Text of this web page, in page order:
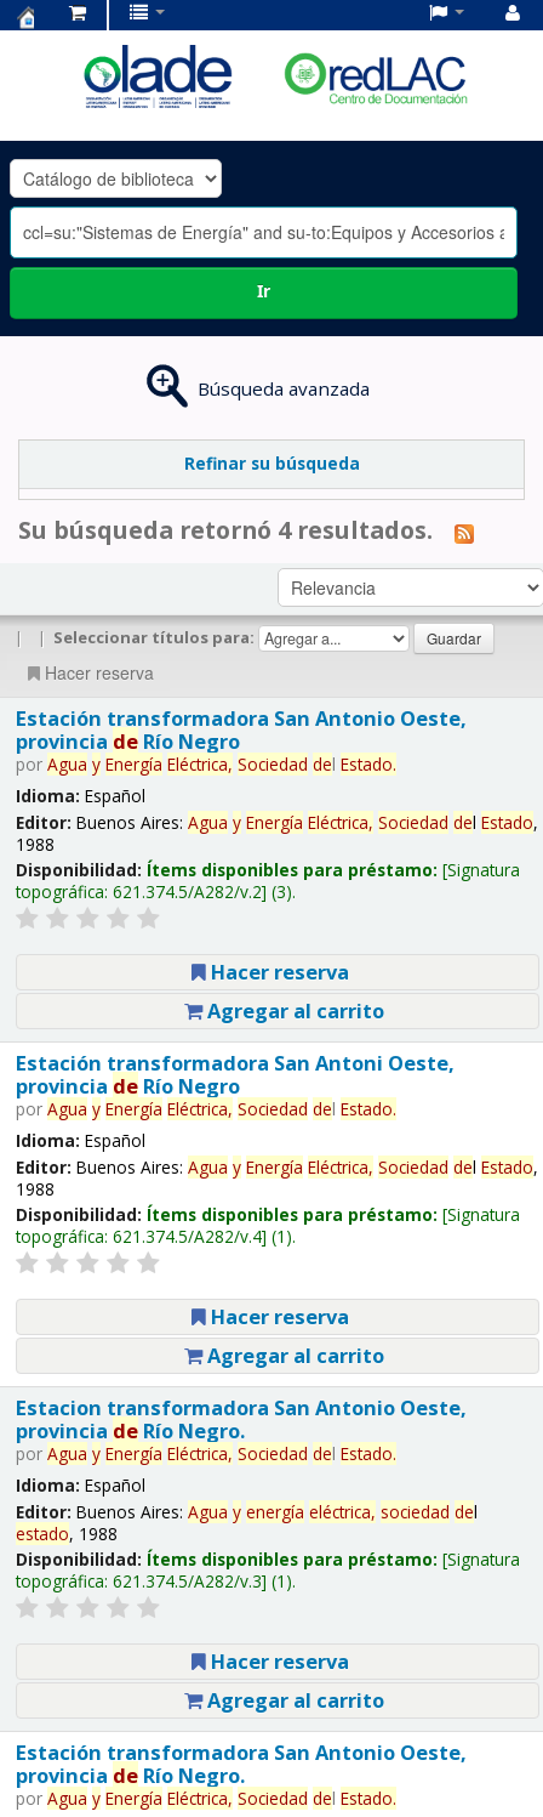
OLADE
-
Ir
Búsqueda avanzada
Refinar su búsqueda
Su búsqueda retornó 4 resultados.
| | Seleccionar títulos para:
Hacer reserva
Estación transformadora San Antonio Oeste,
provincia deRío Negro
por Agua y Energía Eléctrica, Sociedad del Estado.
Idioma: Español
Editor: Buenos Aires: Agua y Energía Eléctrica, Sociedad del Estado,
1988
Disponibilidad: Ítems disponibles para préstamo: Signatura
topográfica: 621.374.5/A282/v.2 (3).
Hacer reserva
Agregar al carrito
Estación transformadora San Antoni Oeste,
provincia deRío Negro
por Agua y Energía Eléctrica, Sociedad del Estado.
Idioma: Español
Editor: Buenos Aires: Agua y Energía Eléctrica, Sociedad del Estado,
1988
Disponibilidad: Ítems disponibles para préstamo: Signatura
topográfica: 621.374.5/A282/v.4 (1).
Hacer reserva
Agregar al carrito
Estacion transformadora San Antonio Oeste,
provincia deRío Negro.
por Agua y Energía Eléctrica, Sociedad del Estado.
Idioma: Español
Editor: Buenos Aires: Agua y energía eléctrica, sociedad del
estado, 1988
Disponibilidad: Ítems disponibles para préstamo: Signatura
topográfica: 621.374.5/A282/v.3 (1).
Hacer reserva
Agregar al carrito
Estación transformadora San Antonio Oeste,
provincia deRío Negro.
por Agua y Energía Eléctrica, Sociedad del Estado.